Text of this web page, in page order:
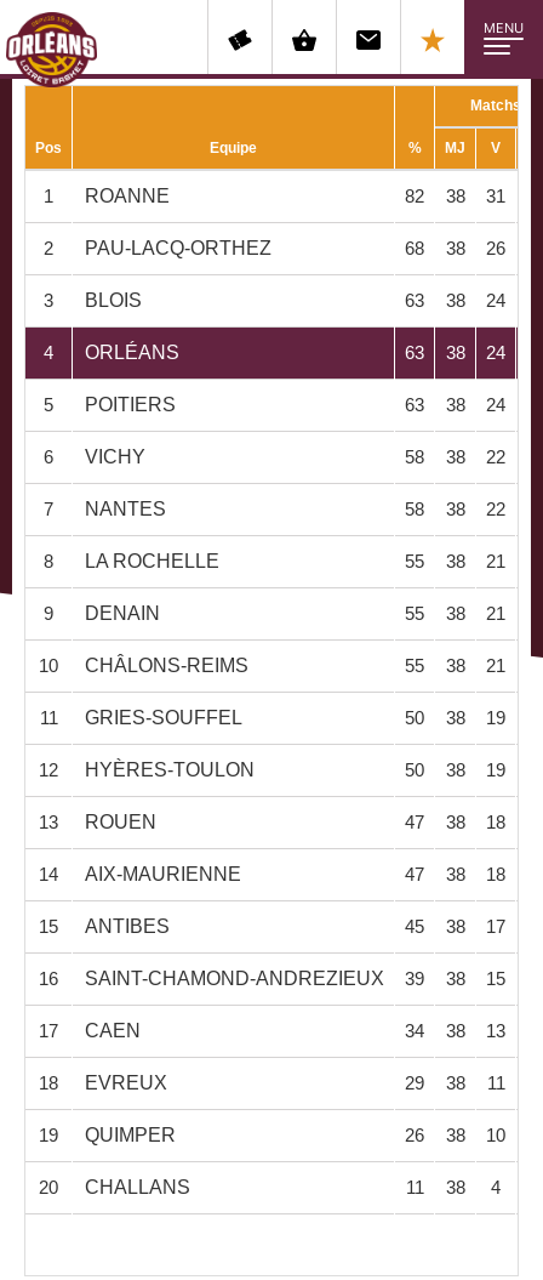
MENU
Pos Equipe %
Matchs
MJ V
1 ROANNE 82 38 31
2 PAU-LACQ-ORTHEZ 68 38 26
3 BLOIS 63 38 24
4 ORLÉANS 63 38 24
5 POITIERS 63 38 24
6 VICHY 58 38 22
7 NANTES 58 38 22
8 LA ROCHELLE 55 38 21
9 DENAIN 55 38 21
10 CHÂLONS-REIMS 55 38 21
11 GRIES-SOUFFEL 50 38 19
12 HYÈRES-TOULON 50 38 19
13 ROUEN 47 38 18
14 AIX-MAURIENNE 47 38 18
15 ANTIBES 45 38 17
16 SAINT-CHAMOND-ANDREZIEUX 39 38 15
17 CAEN 34 38 13
18 EVREUX 29 38 11
19 QUIMPER 26 38 10
20 CHALLANS 11 38 4